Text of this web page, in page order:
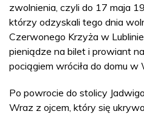
zwolnienia, czyli do 17 maja
którzy odzyskali tego dnia
Czerwonego Krzyża w
pieniądze na bilet i prowiant
pociągiem wróciła do domu w
Po powrocie do stolicy
Wraz z ojcem, który się